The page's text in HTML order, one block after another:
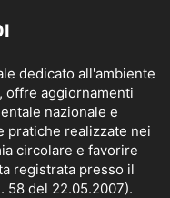
dedicato all'ambiente
offre aggiornamenti
nazionale e
pratiche realizzate nei
circolare e favorire
registrata presso il
58 del 22.05.2007).